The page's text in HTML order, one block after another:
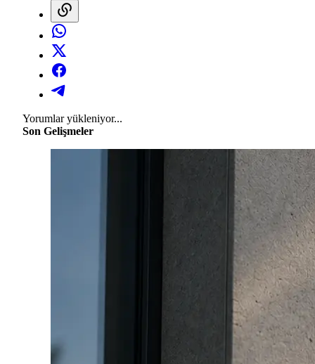
Yorumlar yükleniyor...
Son Gelişmeler